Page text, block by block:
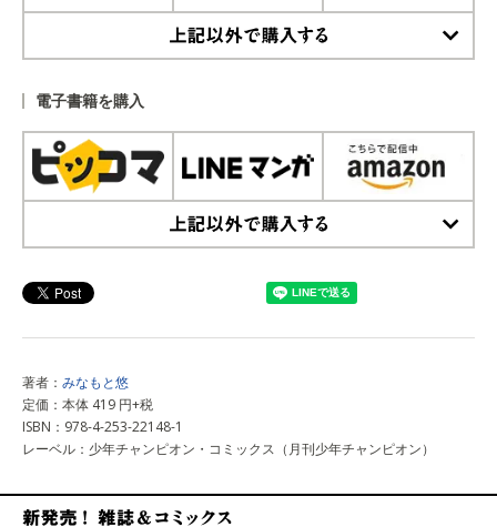
電子書籍を購入
著者： みなもと悠
定価：本体 419 円+税
ISBN：978-4-253-22148-1
レーベル：少年チャンピオン・コミックス（月刊少年チャンピオン）